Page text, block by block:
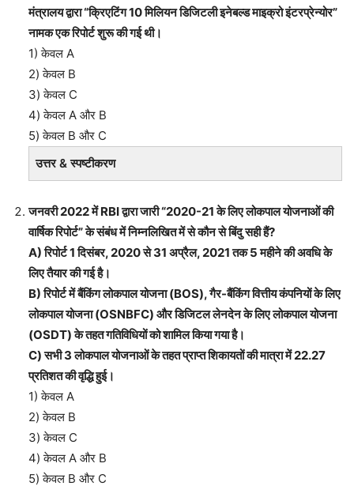
मंत्रालय द्वारा “क्रिएटिंग 10 मिलियन डिजिटली इनेबल्ड माइक्रो इंटरप्रेन्योर”
नामक एक रिपोर्ट शुरू की गई थी।
1) केवल A
2) केवल B
3) केवल C
4) केवल A और B
5) केवल B और C
उत्तर & स्पष्टीकरण
जनवरी 2022 में RBI द्वारा जारी “2020-21 के लिए लोकपाल योजनाओं की
वार्षिक रिपोर्ट” के संबंध में निम्नलिखित में से कौन से बिंदु सही हैं?
A) रिपोर्ट 1 दिसंबर, 2020 से 31 अप्रैल, 2021 तक 5 महीने की अवधि के
लिए तैयार की गई है।
B) रिपोर्ट में बैंकिंग लोकपाल योजना (BOS), गैर-बैंकिंग वित्तीय कंपनियों के लिए
लोकपाल योजना (OSNBFC) और डिजिटल लेनदेन के लिए लोकपाल योजना
(OSDT) के तहत गतिविधियों को शामिल किया गया है।
C) सभी 3 लोकपाल योजनाओं के तहत प्राप्त शिकायतों की मात्रा में 22.27
प्रतिशत की वृद्धि हुई।
1) केवल A
2) केवल B
3) केवल C
4) केवल A और B
5) केवल B और C